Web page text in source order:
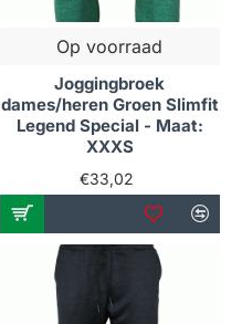
Op voorraad
Joggingbroek
dames/heren Groen Slimfit
Legend Special - Maat:
XXXS
€33,02